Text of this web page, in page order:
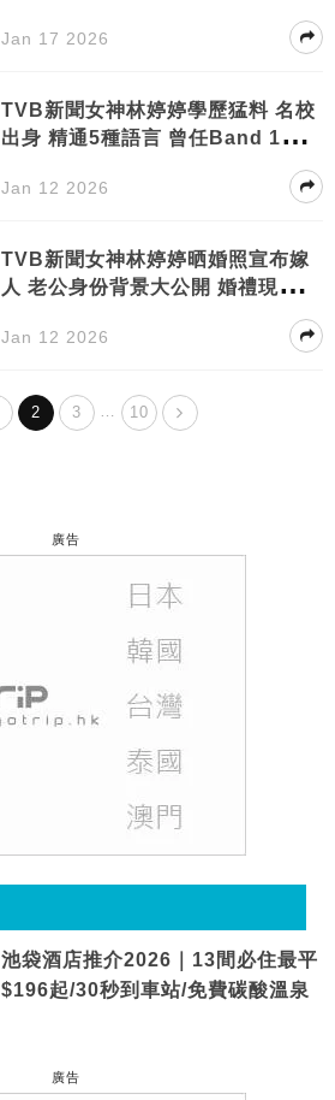
Jan 17 2026
TVB新聞女神林婷婷學歷猛料 名校
出身 精通5種語言 曾任Band 1中學
Jan 12 2026
TVB新聞女神林婷婷晒婚照宣布嫁
人 老公身份背景大公開 婚禮現場超
Jan 12 2026
2 3 … 10
廣告
池袋酒店推介2026｜13間必住最平
$196起/30秒到車站/免費碳酸溫泉
廣告